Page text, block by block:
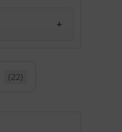
(22)